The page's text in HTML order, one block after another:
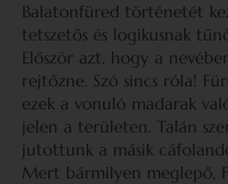
Balatonfüred történetét
tetszetős és logikusnak
Először azt, hogy a
rejtőzne. Szó sincs róla!
ezek a vonuló madarak
jelen a területen. Talán
jutottunk a másik
Mert bármilyen meglepő,